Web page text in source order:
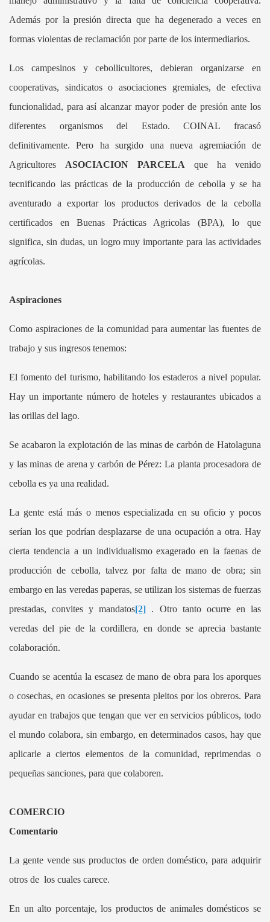
Además por la presión directa que ha degenerado a veces en
formas violentas de reclamación por parte de los intermediarios.
Los campesinos y cebollicultores, debieran organizarse en
cooperativas, sindicatos o asociaciones gremiales, de efectiva
funcionalidad, para así alcanzar mayor poder de presión ante los
diferentes organismos del Estado. COINAL fracasó
definitivamente. Pero ha surgido una nueva agremiación de
Agricultores ASOCIACION PARCELA que ha venido
tecnificando las prácticas de la producción de cebolla y se ha
aventurado a exportar los productos derivados de la cebolla
certificados en Buenas Prácticas Agricolas (BPA), lo que
significa, sin dudas, un logro muy importante para las actividades
agrícolas.
Aspiraciones
Como aspiraciones de la comunidad para aumentar las fuentes de
trabajo y sus ingresos tenemos:
El fomento del turismo, habilitando los estaderos a nivel popular.
Hay un importante número de hoteles y restaurantes ubicados a
las orillas del lago.
Se acabaron la explotación de las minas de carbón de Hatolaguna
y las minas de arena y carbón de Pérez: La planta procesadora de
cebolla es ya una realidad.
La gente está más o menos especializada en su oficio y pocos
serían los que podrían desplazarse de una ocupación a otra. Hay
cierta tendencia a un individualismo exagerado en la faenas de
producción de cebolla, talvez por falta de mano de obra; sin
embargo en las veredas paperas, se utilizan los sistemas de fuerzas
prestadas, convites y mandatos[2] . Otro tanto ocurre en las
veredas del pie de la cordillera, en donde se aprecia bastante
colaboración.
Cuando se acentúa la escasez de mano de obra para los aporques
o cosechas, en ocasiones se presenta pleitos por los obreros. Para
ayudar en trabajos que tengan que ver en servicios públicos, todo
el mundo colabora, sin embargo, en determinados casos, hay que
aplicarle a ciertos elementos de la comunidad, reprimendas o
pequeñas sanciones, para que colaboren.
COMERCIO
Comentario
La gente vende sus productos de orden doméstico, para adquirir
otros de los cuales carece.
En un alto porcentaje, los productos de animales domésticos se